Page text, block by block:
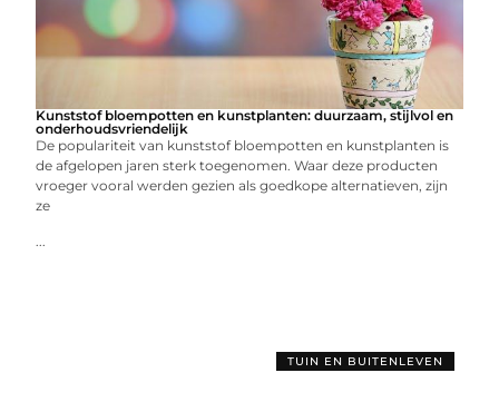
Kunststof bloempotten en kunstplanten: duurzaam, stijlvol en
onderhoudsvriendelijk
De populariteit van kunststof bloempotten en kunstplanten is
de afgelopen jaren sterk toegenomen. Waar deze producten
vroeger vooral werden gezien als goedkope alternatieven, zijn
ze
...
TUIN EN BUITENLEVEN